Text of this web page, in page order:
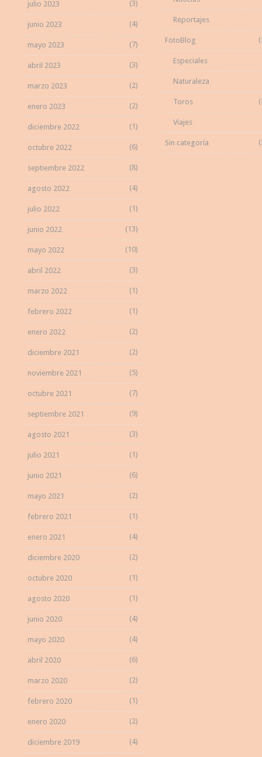
julio 2023 (3)
junio 2023 (4)
mayo 2023 (7)
abril 2023 (3)
marzo 2023 (2)
enero 2023 (2)
diciembre 2022 (1)
octubre 2022 (6)
septiembre 2022 (8)
agosto 2022 (4)
julio 2022 (1)
junio 2022 (13)
mayo 2022 (10)
abril 2022 (3)
marzo 2022 (1)
febrero 2022 (1)
enero 2022 (2)
diciembre 2021 (2)
noviembre 2021 (5)
octubre 2021 (7)
septiembre 2021 (9)
agosto 2021 (3)
julio 2021 (1)
junio 2021 (6)
mayo 2021 (2)
febrero 2021 (1)
enero 2021 (4)
diciembre 2020 (2)
octubre 2020 (1)
agosto 2020 (1)
junio 2020 (4)
mayo 2020 (4)
abril 2020 (6)
marzo 2020 (2)
febrero 2020 (1)
enero 2020 (2)
diciembre 2019 (4)
Reportajes
FotoBlog
Especiales
Naturaleza
Toros
Viajes
Sin categoría